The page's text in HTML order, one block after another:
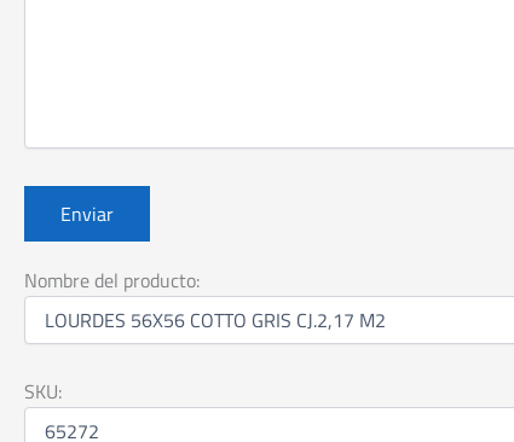
Nombre del producto:
SKU: